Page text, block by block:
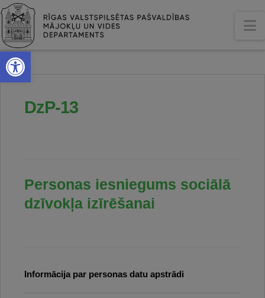
Open toolbar
DzP-13
Personas iesniegums sociālā
dzīvokļa izīrēšanai
Informācija par personas datu apstrādi